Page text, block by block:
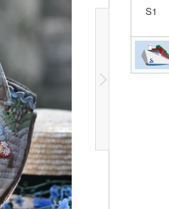
S1